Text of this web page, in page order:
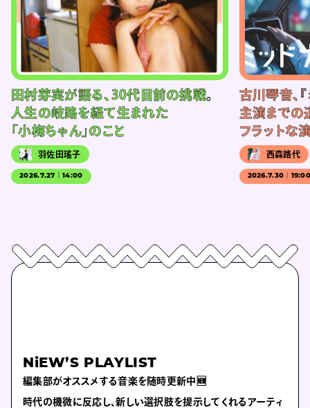
田村芽実が語る、30代目前の挑戦。
人生の岐路を経て生まれた
「小梅ちゃん」のこと
羽佐田瑤子
2026.7.27｜14:00
古川琴音、
主演までの
フラットな
西森路代
2026.7.30｜
NiEW’S PLAYLIST
編集部がオススメする音楽を随時更新中🆕
時代の機微に反応し、新しい選択肢を提示してくれるアーティ